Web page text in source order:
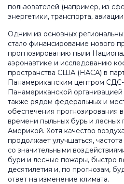
пользователей (например, из
энергетики, транспорта,
Одним из основных
стало финансирование нового
прогнозированию пыли
аэронавтике и исследованию
пространства США (НАСА) в
Панамериканским центром
Панамериканской
также рядом федеральных и
обеспечения прогнозирования
времени пыльных бурь и
Америкой. Хотя качество
продолжает улучшаться,
со значительными
бури и лесные пожары, быстро
десятилетия и, по прогнозам,
ответ на изменение климата.